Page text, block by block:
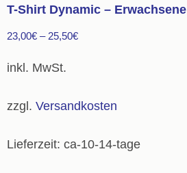
der
gewählt
T-Shirt Dynamic – Erwachsene
23,00€ – 25,50€
inkl. MwSt.
zzgl. Versandkosten
Lieferzeit: ca-10-14-tage